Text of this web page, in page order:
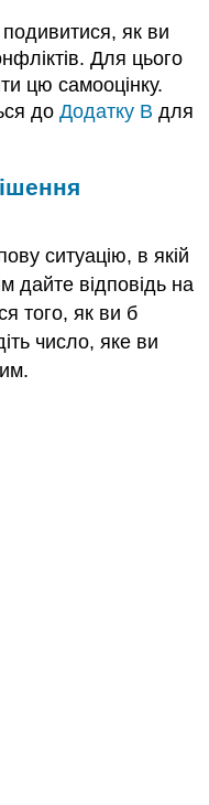
як ви
Для цього
цю самооцінку.
доДодатку B для
ситуацію, в якій
дайте відповідь на
того, як ви б
число, яке ви